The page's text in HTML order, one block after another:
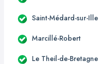
Saint-Médard-sur-Ille
Marcillé-Robert
Le Theil-de-Bretagne